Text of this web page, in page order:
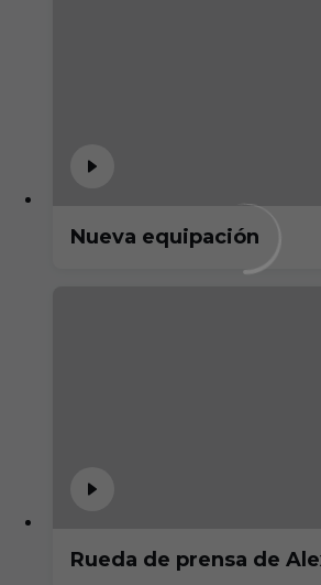
Nueva equipación
Rueda de prensa de